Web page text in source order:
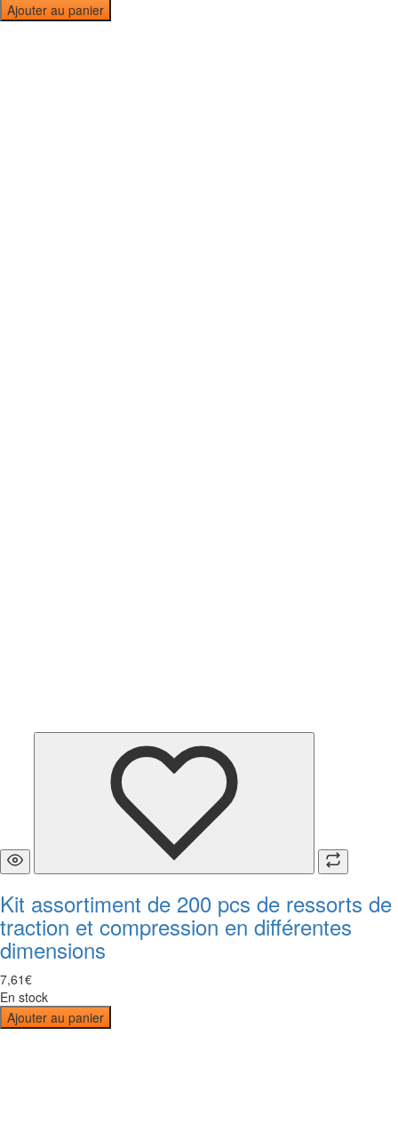
Ajouter au panier
Kit assortiment de 200 pcs de ressorts de
traction et compression en différentes
dimensions
7,61€
En stock
Ajouter au panier